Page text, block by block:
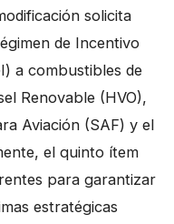
solicita
de Incentivo
a combustibles de
Renovable (HVO),
Aviación (SAF) y el
el quinto ítem
para garantizar
estratégicas